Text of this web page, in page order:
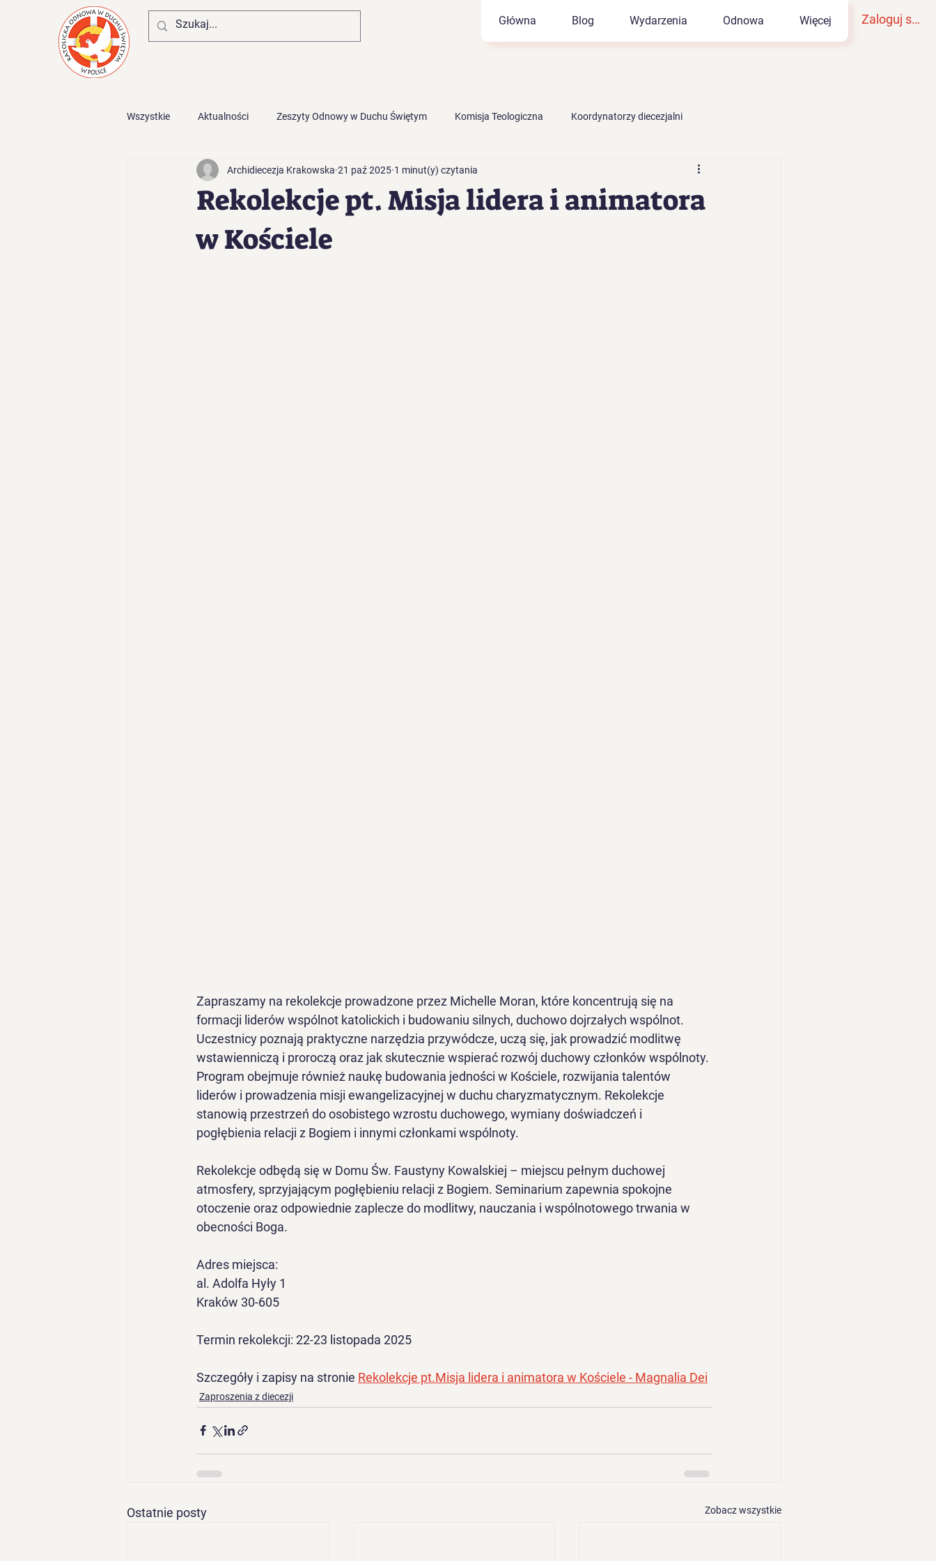
Główna Blog Wydarzenia Odnowa Więcej Zaloguj się
Wszystkie Aktualności Zeszyty Odnowy w Duchu Świętym Komisja Teologiczna Koordynatorzy diecezjalni
Zaproszenia z diecezji
Rekolekcje pt. Misja lidera i animatora
w Kościele
Archidiecezja Krakowska 21 paź 2025 1 minut(y) czytania
Zapraszamy na rekolekcje prowadzone przez Michelle Moran, które koncentrują się na
formacji liderów wspólnot katolickich i budowaniu silnych, duchowo dojrzałych wspólnot.
Uczestnicy poznają praktyczne narzędzia przywódcze, uczą się, jak prowadzić modlitwę
wstawienniczą i proroczą oraz jak skutecznie wspierać rozwój duchowy członków wspólnoty.
Program obejmuje również naukę budowania jedności w Kościele, rozwijania talentów
liderów i prowadzenia misji ewangelizacyjnej w duchu charyzmatycznym. Rekolekcje
stanowią przestrzeń do osobistego wzrostu duchowego, wymiany doświadczeń i
pogłębienia relacji z Bogiem i innymi członkami wspólnoty.
Rekolekcje odbędą się w Domu Św. Faustyny Kowalskiej – miejscu pełnym duchowej
atmosfery, sprzyjającym pogłębieniu relacji z Bogiem. Seminarium zapewnia spokojne
otoczenie oraz odpowiednie zaplecze do modlitwy, nauczania i wspólnotowego trwania w
obecności Boga.
Adres miejsca:
al. Adolfa Hyły 1
Kraków 30-605
Termin rekolekcji: 22-23 listopada 2025
Szczegóły i zapisy na stronie Rekolekcje pt.Misja lidera i animatora w Kościele - Magnalia Dei
Zaproszenia z diecezji
Ostatnie posty Zobacz wszystkie